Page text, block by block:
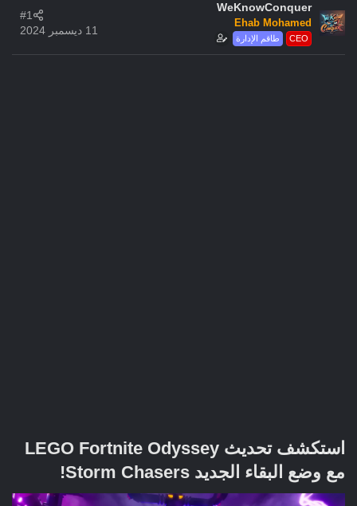
WeKnowConquer
Ehab Mohamed
طاقم الإدارة CEO
11 ديسمبر 2024
#1
استكشف تحديث LEGO Fortnite Odyssey
مع وضع البقاء الجديد Storm Chasers!​